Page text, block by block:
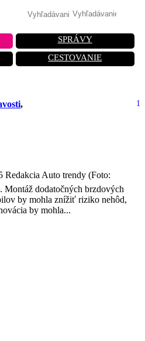
SPRÁVY
CESTOVANIE
, 1
Auto trendy (Foto:
Montáž dodatočných brzdových
by mohla znížiť riziko nehôd,
by mohla...